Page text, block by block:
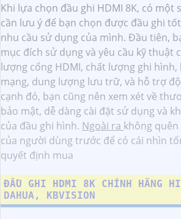
Khi lựa chọn đầu ghi HDMI 8K, có một
cần lưu ý để bạn chọn được đầu ghi
nhu cầu sử dụng của mình. Đầu tiên,
mục đích sử dụng và yêu cầu kỹ thuật
lượng cổng HDMI, chất lượng ghi hình,
mạng, dung lượng lưu trữ, và hỗ trợ
cạnh đó, bạn cũng nên xem xét về
bảo mật, dễ dàng cài đặt sử dụng và
của đầu ghi hình. Ngoài ra không
của người dùng trước để có cái nhìn
quyết định mua
ĐẦU GHI HDMI 8K CHÍNH HÃNG
DAHUA, KBVISION